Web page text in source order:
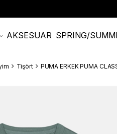
AKSESUAR SPRING/
Tişört PUMA ERKEK PUMA